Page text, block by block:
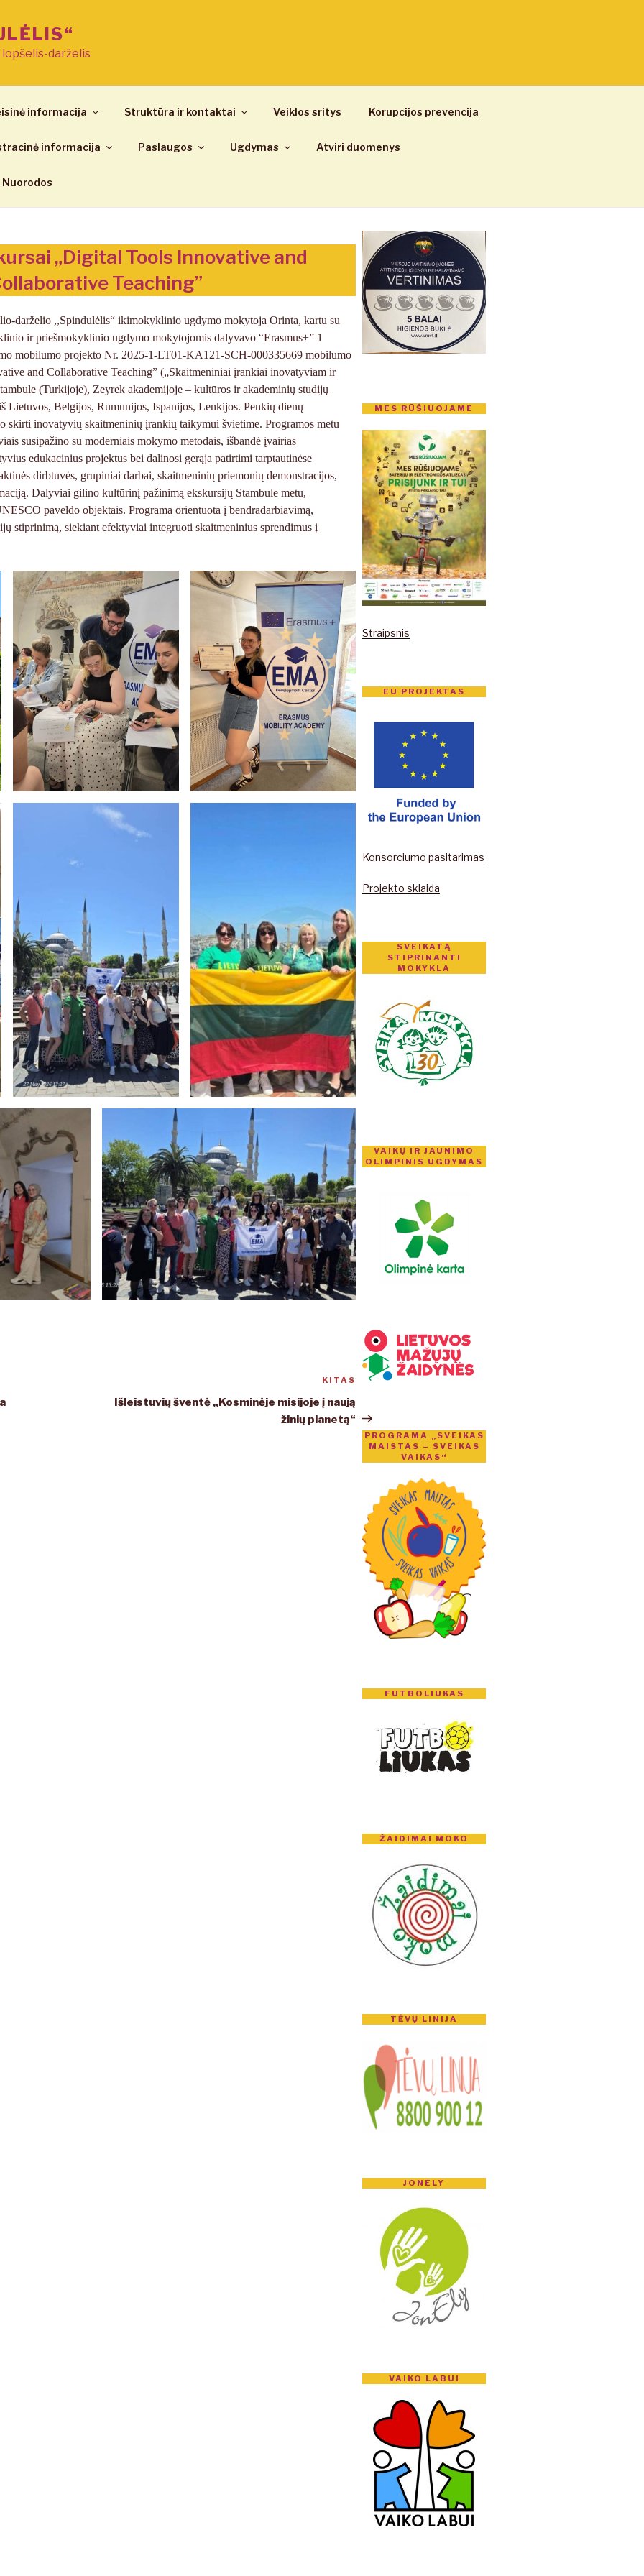
lopšelis-darželis
informacija Struktūra ir kontaktai Veiklos sritys Korupcijos prevencija
informacija Paslaugos Ugdymas Atviri duomenys
Nuorodos
„Digital Tools Innovative and
Teaching”
darželio ,,Spindulėlis“ ikimokyklinio ugdymo mokytoja Orinta, kartu su
ir priešmokyklinio ugdymo mokytojomis dalyvavo “Erasmus+” 1
mobilumo projekto Nr. 2025-1-LT01-KA121-SCH-000335669 mobilumo
and Collaborative Teaching” („Skaitmeniniai įrankiai inovatyviam ir
(Turkijoje), Zeyrek akademijoje – kultūros ir akademinių studijų
Lietuvos, Belgijos, Rumunijos, Ispanijos, Lenkijos. Penkių dienų
skirti inovatyvių skaitmeninių įrankių taikymui švietime. Programos metu
susipažino su moderniais mokymo metodais, išbandė įvairias
edukacinius projektus bei dalinosi gerąja patirtimi tarptautinėse
dirbtuvės, grupiniai darbai, skaitmeninių priemonių demonstracijos,
Dalyviai gilino kultūrinį pažinimą ekskursijų Stambule metu,
paveldo objektais. Programa orientuota į bendradarbiavimą,
stiprinimą, siekiant efektyviai integruoti skaitmeninius sprendimus į
Kitas
KITAS
Išleistuvių šventė ‚,Kosminėje misijoje į naują
žinių planetą“
MES RŪŠIUOJAME
Straipsnis
EU PROJEKTAS
Konsorciumo pasitarimas
Projekto sklaida
SVEIKATĄ
STIPRINANTI
MOKYKLA
VAIKŲ IR JAUNIMO
OLIMPINIS UGDYMAS
PROGRAMA „SVEIKAS
MAISTAS – SVEIKAS
VAIKAS“
FUTBOLIUKAS
ŽAIDIMAI MOKO
TĖVŲ LINIJA
JONELY
VAIKO LABUI